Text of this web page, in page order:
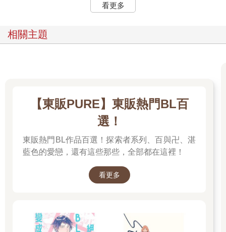
都相當用心做飯的美世，更期待讓清霞吃下這個便當，腳步也因
「老爺。」
「噢，謝謝。」
清霞不疾不徐又優雅的一舉一動，仍讓美世看得目不轉睛。
而且，如果不是她多心，打從這個月以來，清霞在家中展露笑容
清霞笑的時候，讓她有種像是被溫柔摸頭──又像是整個人泡在溫
水裡的舒適感覺。每當看到他毫無陰影的笑容，美世總會不知所
（以前絕對不會這樣的……）
但同時，美世自己的心境也已經和過去截然不同。因此，清霞說
因為，眼看大喜之日即將到來，美世總會忍不住想像未來的生
看更多
相關主題
【東販PURE】東販熱門BL百
選！
東販熱門BL作品百選！探索者系列、百與卍、湛
藍色的愛戀，還有這些那些，全部都在這裡！
看更多